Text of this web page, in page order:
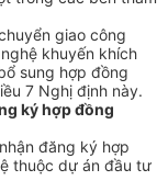
giao công
khuyến khích
sung hợp đồng
7 Nghị định này.
ký hợp đồng
đăng ký hợp
thuộc dự án đầu tư